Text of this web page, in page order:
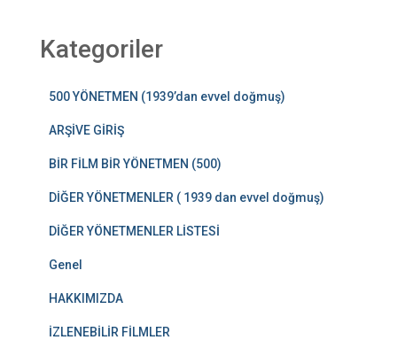
Kategoriler
500 YÖNETMEN (1939’dan evvel doğmuş)
ARŞİVE GİRİŞ
BİR FİLM BİR YÖNETMEN (500)
DİĞER YÖNETMENLER ( 1939 dan evvel doğmuş)
DİĞER YÖNETMENLER LİSTESİ
Genel
HAKKIMIZDA
İZLENEBİLİR FİLMLER